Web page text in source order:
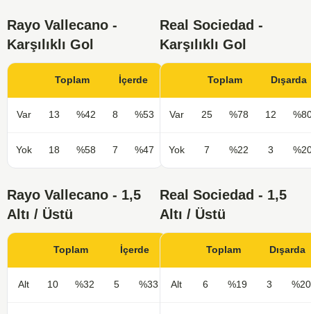
Rayo Vallecano -
Karşılıklı Gol
Toplam İçerde
Var 13 %42 8 %53
Yok 18 %58 7 %47
Real Sociedad -
Karşılıklı Gol
Toplam Dışarda
Var 25 %78 12
Yok 7 %22 3
Rayo Vallecano - 1,5
Altı / Üstü
Toplam İçerde
Alt 10 %32 5 %33
Real Sociedad - 1,5
Altı / Üstü
Toplam Dışarda
Alt 6 %19 3 %20